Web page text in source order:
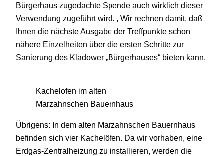
Bürgerhaus zugedachte Spende auch wirklich dieser
Verwendung zugeführt wird. , Wir rechnen damit, daß
Ihnen die nächste Ausgabe der Treffpunkte schon
nähere Einzelheiten über die ersten Schritte zur
Sanierung des Kladower „Bürgerhauses“ bieten kann.
Kachelofen im alten
Marzahnschen Bauernhaus
Übrigens: In dem alten Marzahnschen Bauernhaus
befinden sich vier Kachelöfen. Da wir vorhaben, eine
Erdgas-Zentralheizung zu installieren, werden die